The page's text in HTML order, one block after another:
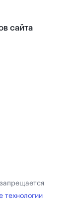
сайта
технологии